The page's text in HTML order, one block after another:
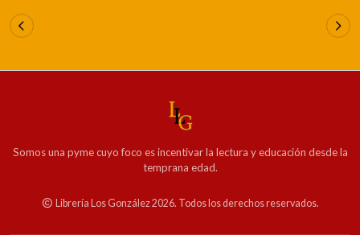
Somos una pyme cuyo foco es incentivar la lectura y educación desde la
temprana edad.
Librería Los González 2026. Todos los derechos reservados.